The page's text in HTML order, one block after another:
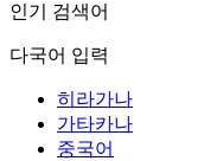
인기 검색어
다국어 입력
히라가나
가타카나
중국어